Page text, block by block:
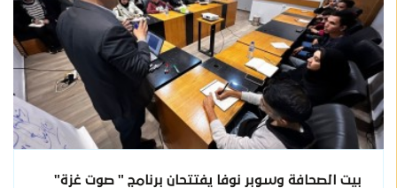
بيت الصحافة وسوبر نوفا يفتتحان برنامج " صوت غزة"